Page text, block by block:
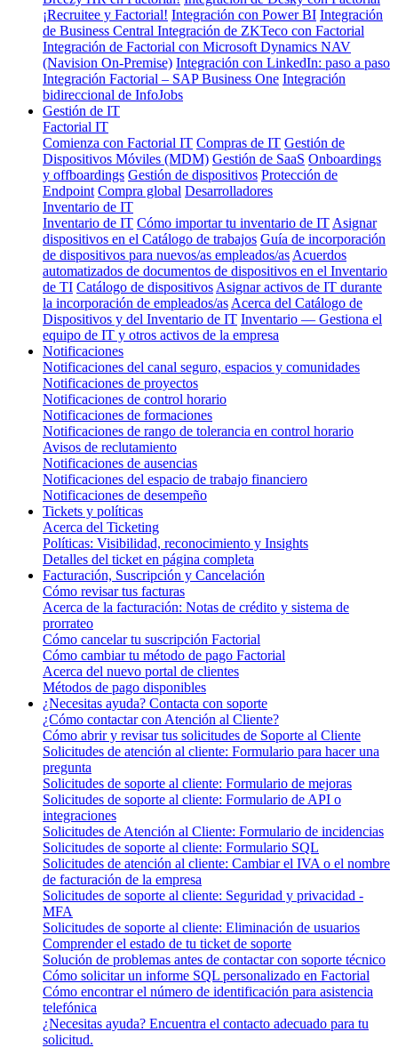
¡Recruitee y Factorial! Integración con Power BI Integración
de Business Central Integración de ZKTeco con Factorial
Integración de Factorial con Microsoft Dynamics NAV
(Navision On-Premise) Integración con LinkedIn: paso a paso
Integración Factorial – SAP Business One Integración
bidireccional de InfoJobs
Gestión de IT
Factorial IT
Comienza con Factorial IT Compras de IT Gestión de
Dispositivos Móviles (MDM) Gestión de SaaS Onboardings
y offboardings Gestión de dispositivos Protección de
Endpoint Compra global Desarrolladores
Inventario de IT
Inventario de IT Cómo importar tu inventario de IT Asignar
dispositivos en el Catálogo de trabajos Guía de incorporación
de dispositivos para nuevos/as empleados/as Acuerdos
automatizados de documentos de dispositivos en el Inventario
de TI Catálogo de dispositivos Asignar activos de IT durante
la incorporación de empleados/as Acerca del Catálogo de
Dispositivos y del Inventario de IT Inventario — Gestiona el
equipo de IT y otros activos de la empresa
Notificaciones
Notificaciones del canal seguro, espacios y comunidades
Notificaciones de proyectos
Notificaciones de control horario
Notificaciones de formaciones
Notificaciones de rango de tolerancia en control horario
Avisos de reclutamiento
Notificaciones de ausencias
Notificaciones del espacio de trabajo financiero
Notificaciones de desempeño
Tickets y políticas
Acerca del Ticketing
Políticas: Visibilidad, reconocimiento y Insights
Detalles del ticket en página completa
Facturación, Suscripción y Cancelación
Cómo revisar tus facturas
Acerca de la facturación: Notas de crédito y sistema de
prorrateo
Cómo cancelar tu suscripción Factorial
Cómo cambiar tu método de pago Factorial
Acerca del nuevo portal de clientes
Métodos de pago disponibles
¿Necesitas ayuda? Contacta con soporte
¿Cómo contactar con Atención al Cliente?
Cómo abrir y revisar tus solicitudes de Soporte al Cliente
Solicitudes de atención al cliente: Formulario para hacer una
pregunta
Solicitudes de soporte al cliente: Formulario de mejoras
Solicitudes de soporte al cliente: Formulario de API o
integraciones
Solicitudes de Atención al Cliente: Formulario de incidencias
Solicitudes de soporte al cliente: Formulario SQL
Solicitudes de atención al cliente: Cambiar el IVA o el nombre
de facturación de la empresa
Solicitudes de soporte al cliente: Seguridad y privacidad -
MFA
Solicitudes de soporte al cliente: Eliminación de usuarios
Comprender el estado de tu ticket de soporte
Solución de problemas antes de contactar con soporte técnico
Cómo solicitar un informe SQL personalizado en Factorial
Cómo encontrar el número de identificación para asistencia
telefónica
¿Necesitas ayuda? Encuentra el contacto adecuado para tu
solicitud.